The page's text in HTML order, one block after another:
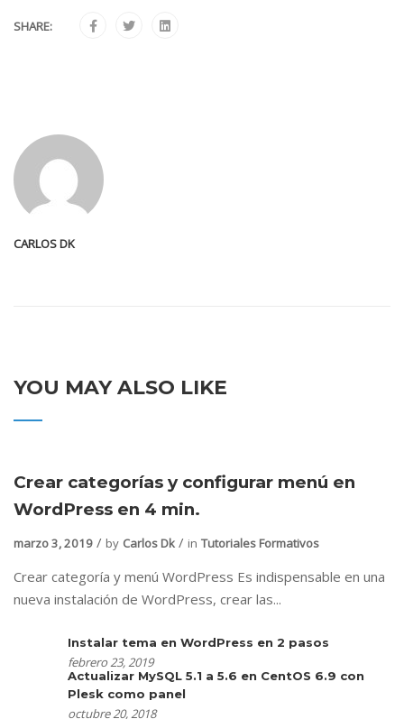
SHARE:
CARLOS DK
YOU MAY ALSO LIKE
Crear categorías y configurar menú en
WordPress en 4 min.
marzo 3, 2019 by Carlos Dk in Tutoriales Formativos
Crear categoría y menú WordPress Es indispensable en una
nueva instalación de WordPress, crear las...
Instalar tema en WordPress en 2 pasos
febrero 23, 2019
Actualizar MySQL 5.1 a 5.6 en CentOS 6.9 con
Plesk como panel
octubre 20, 2018